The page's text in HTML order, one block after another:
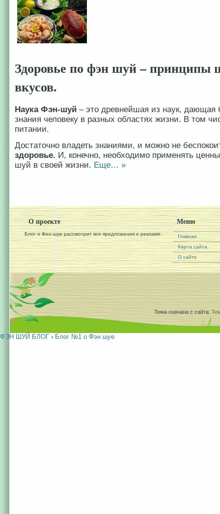
Здоровье по фэн шуй – принципы
вкусов.
Наука Фэн-шуй – это древнейшая из наук, дающая
знания человеку в разных областях жизни. В том
питании.
Достаточно владеть знаниями, и можно не
здоровье. И, конечно, необходимо применять
шуй в своей жизни. Еще… »
О проекте
Блог о Фен-шуе рассмотрит все предложения о рекламе.
Меню
Главная
Карта сайта
О сайте
Тема скачана с сайта:
ФЭН ШУЙ БЛОГ › Блог №1 о Фэн шуе